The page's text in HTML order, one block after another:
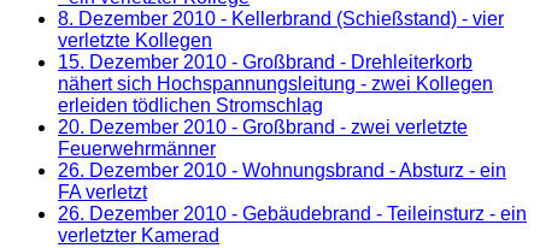
8. Dezember 2010 - Kellerbrand (Schießstand) - vier
verletzte Kollegen
15. Dezember 2010 - Großbrand - Drehleiterkorb
nähert sich Hochspannungsleitung - zwei Kollegen
erleiden tödlichen Stromschlag
20. Dezember 2010 - Großbrand - zwei verletzte
Feuerwehrmänner
26. Dezember 2010 - Wohnungsbrand - Absturz - ein
FA verletzt
26. Dezember 2010 - Gebäudebrand - Teileinsturz - ein
verletzter Kamerad